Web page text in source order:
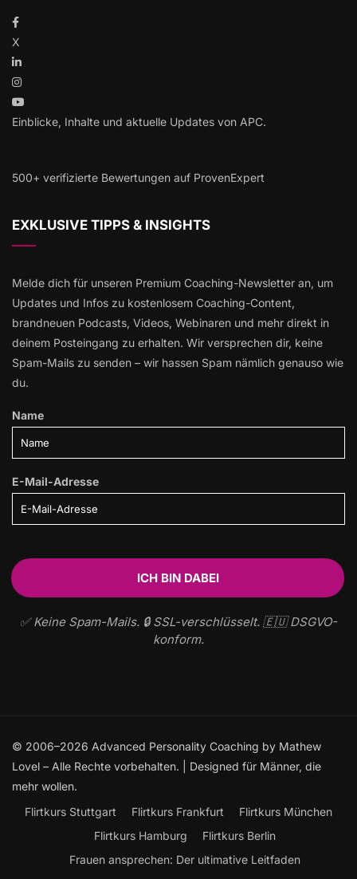
X
Einblicke, Inhalte und aktuelle Updates von APC.
500+ verifizierte Bewertungen auf ProvenExpert
EXKLUSIVE TIPPS & INSIGHTS
Melde dich für unseren Premium Coaching-Newsletter an, um
Updates und Infos zu kostenlosem Coaching-Content,
brandneuen Podcasts, Videos, Webinaren und mehr direkt in
deinem Posteingang zu erhalten. Wir versprechen dir, keine
Spam-Mails zu senden – wir hassen Spam nämlich genauso wie
du.
Name
E-Mail-Adresse
✅ Keine Spam-Mails. 🔒 SSL-verschlüsselt. 🇪🇺 DSGVO-
konform.
© 2006–2026 Advanced Personality Coaching by Mathew
Lovel – Alle Rechte vorbehalten. | Designed für Männer, die
mehr wollen.
Flirtkurs Stuttgart
Flirtkurs Frankfurt
Flirtkurs München
Flirtkurs Hamburg
Flirtkurs Berlin
Frauen ansprechen: Der ultimative Leitfaden